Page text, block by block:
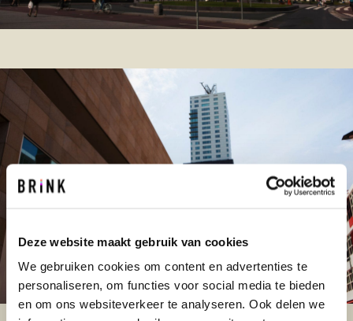
Deze website maakt gebruik van cookies
We gebruiken cookies om content en advertenties te
personaliseren, om functies voor social media te bieden
en om ons websiteverkeer te analyseren. Ook delen we